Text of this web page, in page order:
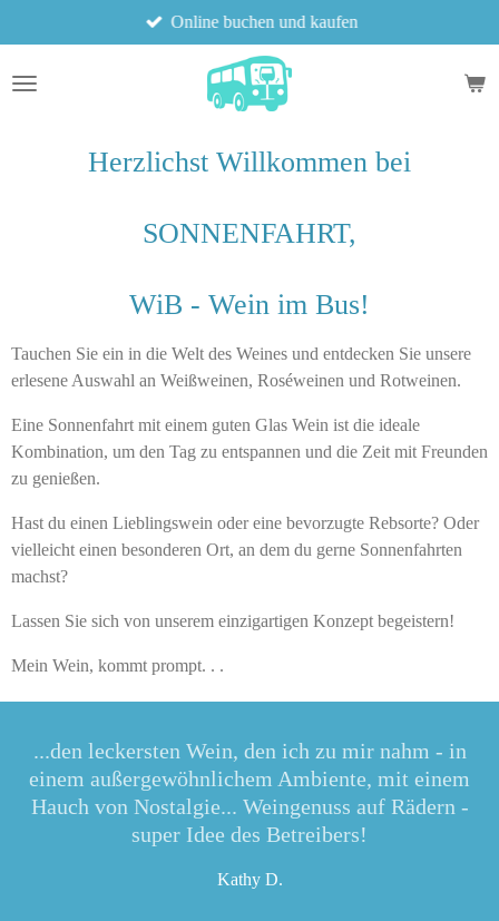
Hauptinhalt
springen
Online buchen und kaufen
Herzlichst Willkommen bei
SONNENFAHRT,
WiB - Wein im Bus!
Tauchen Sie ein in die Welt des Weines und entdecken Sie unsere
erlesene Auswahl an Weißweinen, Roséweinen und Rotweinen.
Eine Sonnenfahrt mit einem guten Glas Wein ist die ideale
Kombination, um den Tag zu entspannen und die Zeit mit Freunden
zu genießen.
Hast du einen Lieblingswein oder eine bevorzugte Rebsorte? Oder
vielleicht einen besonderen Ort, an dem du gerne Sonnenfahrten
machst?
Lassen Sie sich von unserem einzigartigen Konzept begeistern!
Mein Wein, kommt prompt. . .
...den leckersten Wein, den ich zu mir nahm - in
einem außergewöhnlichem Ambiente, mit einem
Hauch von Nostalgie... Weingenuss auf Rädern -
super Idee des Betreibers!
Kathy D.